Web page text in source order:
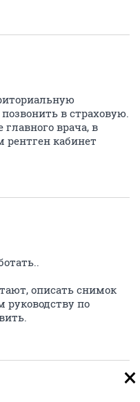
в страховую.
врача, в
рентген кабинет
описать снимок
руководству по